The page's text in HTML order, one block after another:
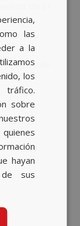
de El
es tu
de
BASQUE
ENGLISH
las
a la
los
sobre
hayan
sus